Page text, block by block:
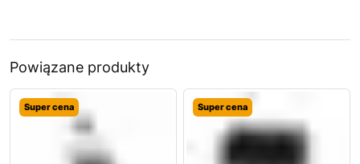
Powiązane produkty
Super cena Super cena